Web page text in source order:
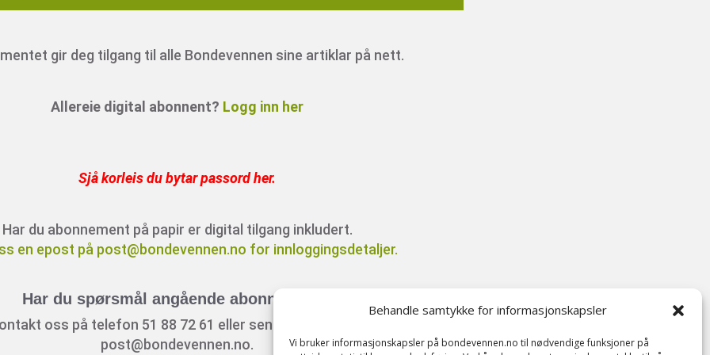
Behandle samtykke for informasjonskapsler
Vi bruker informasjonskapsler på bondevennen.no til nødvendige funksjoner på
gir deg tilgang til alle Bondevennen sine artiklar på nett.
Allereie digital abonnent? Logg inn her
Sjå korleis du bytar passord her.
Har du abonnement på papir er digital tilgang inkludert.
en epost på post@bondevennen.no for innloggingsdetaljer.
Har du spørsmål angående abonnement?
oss på telefon 51 88 72 61 eller send ein e-post til
post@bondevennen.no.